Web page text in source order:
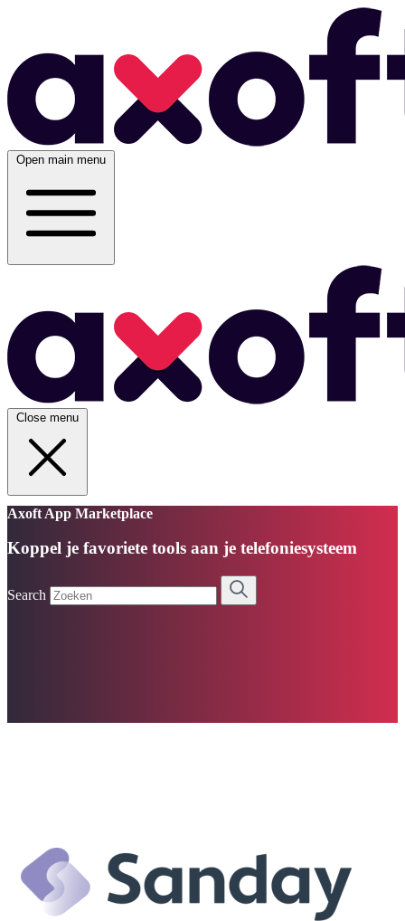
Open main menu
Close menu
Axoft App Marketplace
Koppel je favoriete tools aan je telefoniesysteem
Search